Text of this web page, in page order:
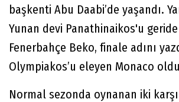
başkenti Abu Daabi’de yaşandı.
Yunan devi Panathinaikos'u geride
Fenerbahçe Beko, finale adını
Olympiakos’u eleyen Monaco
Normal sezonda oynanan iki